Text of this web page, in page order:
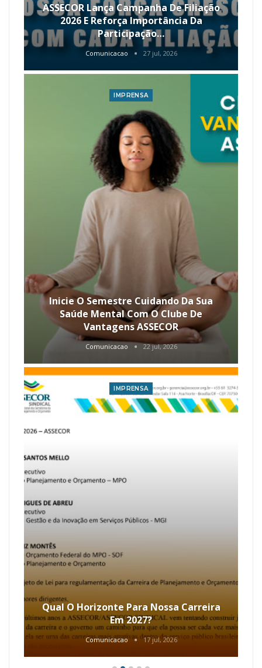
ASSECOR Lança Campanha De Filiação
2026 E Reforça Importância Da
Participação…
Comunicacao 27 jul, 2026
IMPRENSA
Inicie O Semestre Cuidando Da Sua
Saúde Mental Com O Clube De
Vantagens ASSECOR
Comunicacao 22 jul, 2026
IMPRENSA
Qual O Horizonte Para Nossa Carreira
Em 2027?
Comunicacao 17 jul, 2026